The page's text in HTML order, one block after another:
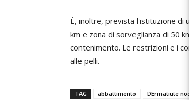
È, inoltre, prevista l'istituzione di
km e zona di sorveglianza di 50
contenimento. Le restrizioni e i
alle pelli.
TAG abbattimento DErmatiute